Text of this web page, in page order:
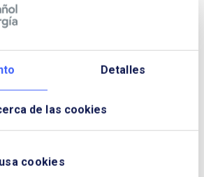
Detalles
de las cookies
cookies
de APPA Renovables,
a la competitividad
por estas tecnologías”.